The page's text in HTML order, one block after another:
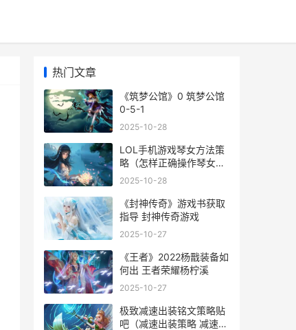
热门文章
《筑梦公馆》0 筑梦公馆
0-5-1
2025-10-28
LOL手机游戏琴女方法策
略（怎样正确操作琴女超
距离输出 手游英雄联盟琴
2025-10-28
《封神传奇》游戏书获取
指导 封神传奇游戏
2025-10-27
《王者》2022杨戬装备如
何出 王者荣耀杨柠溪
2025-10-27
极致减速出装铭文策略贴
吧（减速出装策略 减速铭